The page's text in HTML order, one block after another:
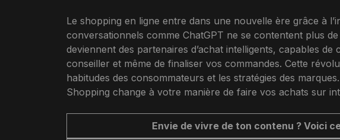
Le shopping en ligne entre dans une nouvelle ère grâce à
conversationnels comme ChatGPT ne se contentent plus
deviennent des partenaires d’achat intelligents, capables
conseiller et même de finaliser vos commandes. Cette
habitudes des consommateurs et les stratégies des
Shopping change à votre manière de faire vos achats sur
Envie de vivre de ton contenu ? Voici